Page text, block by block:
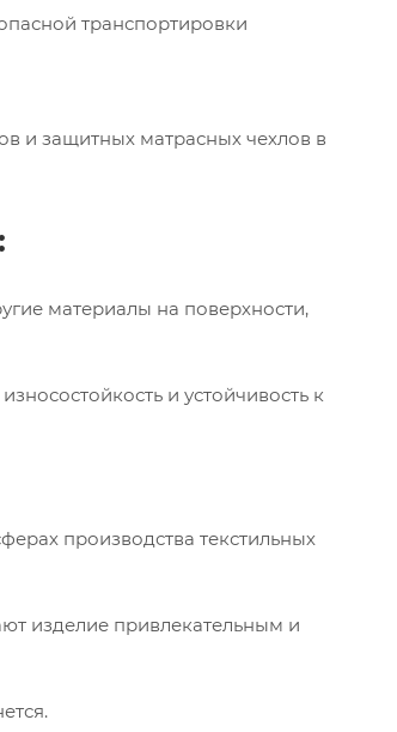
транспортировки
и защитных матрасных чехлов в
материалы на поверхности,
и устойчивость к
производства текстильных
изделие привлекательным и